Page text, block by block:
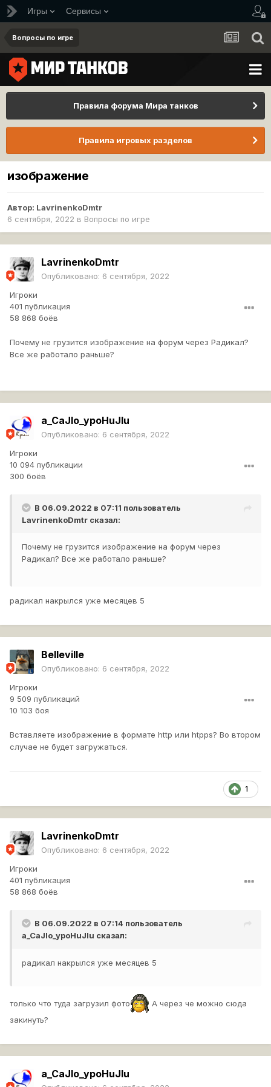
Игры Сервисы
Вопросы по игре
Правила форума Мира танков
Правила игровых разделов
изображение
Автор: LavrinenkoDmtr
6 сентября, 2022 в Вопросы по игре
LavrinenkoDmtr
Опубликовано: 6 сентября, 2022
Игроки
401 публикация
58 868 боёв
Почему не грузится изображение на форум через Радикал?
Все же работало раньше?
a_CaJIo_ypoHuJIu
Опубликовано: 6 сентября, 2022
Игроки
10 094 публикации
300 боёв
В 06.09.2022 в 07:11 пользователь
LavrinenkoDmtr сказал:
Почему не грузится изображение на форум через
Радикал? Все же работало раньше?
радикал накрылся уже месяцев 5
Belleville
Опубликовано: 6 сентября, 2022
Игроки
9 509 публикаций
10 103 боя
Вставляете изображение в формате http или htpps? Во втором
случае не будет загружаться.
1
LavrinenkoDmtr
Опубликовано: 6 сентября, 2022
Игроки
401 публикация
58 868 боёв
В 06.09.2022 в 07:14 пользователь
a_CaJIo_ypoHuJIu сказал:
радикал накрылся уже месяцев 5
только что туда загрузил фото
А через че можно сюда
закинуть?
a_CaJIo_ypoHuJIu